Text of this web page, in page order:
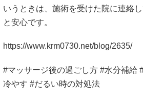
いうときは、施術を受けた院に連絡
と安心です。
https://www.krm0730.net/blog/2635/
#マッサージ後の過ごし方 #水分補給
冷やす #だるい時の対処法